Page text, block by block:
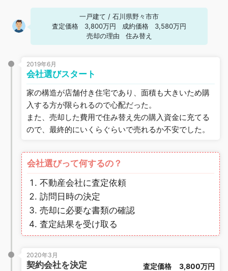
一戸建て / 石川県野々市市
査定価格
3,800万円 成約価格
3,580万円
売却の理由
住み替え
2019年6月
会社選びスタート
家の構造が店舗付き住宅であり、面積も大きいため購
入する方が限られるので心配だった。
また、売却した費用で住み替え先の購入資金に充てる
ので、最終的にいくらぐらいで売れるか不安でした。
会社選びって何するの？
不動産会社に査定依頼
訪問日時の決定
売却に必要な書類の確認
査定結果を受け取る
2020年3月
契約会社を決定 査定価格 3,800万円